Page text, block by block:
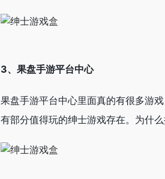
3、 果盘手游平台中心
果盘手游平台中心里面真的有很多游
有部分值得玩的绅士游戏存在。为什